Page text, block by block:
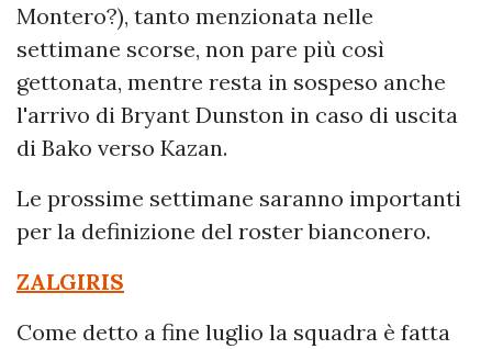
Montero?), tanto menzionata nelle
settimane scorse, non pare più così
gettonata, mentre resta in sospeso anche
l'arrivo di Bryant Dunston in caso di uscita
di Bako verso Kazan.
Le prossime settimane saranno importanti
per la definizione del roster bianconero.
ZALGIRIS
Come detto a fine luglio la squadra è fatta